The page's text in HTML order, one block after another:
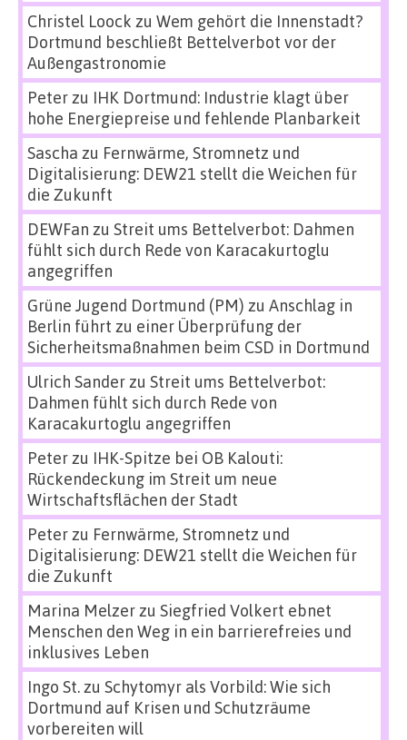
Christel Loock zu Wem gehört die Innenstadt?
Dortmund beschließt Bettelverbot vor der
Außengastronomie
Peterzu IHK Dortmund: Industrie klagt über
hohe Energiepreise und fehlende Planbarkeit
Sascha zu Fernwärme, Stromnetz und
Digitalisierung: DEW21 stellt die Weichen für
die Zukunft
DEWFan zu Streit ums Bettelverbot: Dahmen
fühlt sich durch Rede von Karacakurtoglu
angegriffen
Grüne Jugend Dortmund (PM) zu Anschlag in
Berlin führt zu einer Überprüfung der
Sicherheitsmaßnahmen beim CSD in Dortmund
Ulrich Sanderzu Streit ums Bettelverbot:
Dahmen fühlt sich durch Rede von
Karacakurtoglu angegriffen
Peterzu IHK-Spitze bei OB Kalouti:
Rückendeckung im Streit um neue
Wirtschaftsflächen der Stadt
Peterzu Fernwärme, Stromnetz und
Digitalisierung: DEW21 stellt die Weichen für
die Zukunft
Marina Melzerzu Siegfried Volkert ebnet
Menschen den Weg in ein barrierefreies und
inklusives Leben
Ingo St.zu Schytomyr als Vorbild: Wie sich
Dortmund auf Krisen und Schutzräume
vorbereiten will